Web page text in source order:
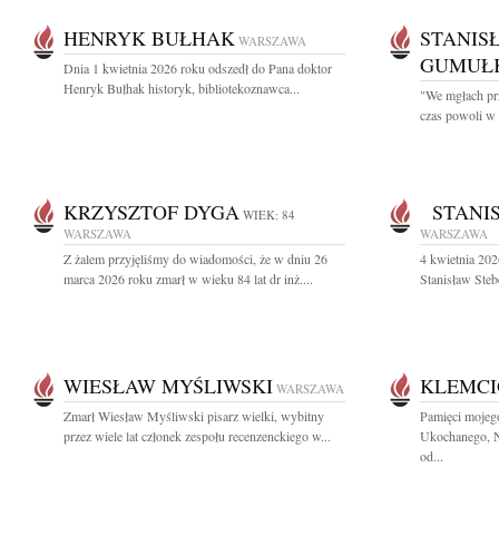
HENRYK BUŁHAK WARSZAWA
Dnia 1 kwietnia 2026 roku odszedł do Pana doktor
Henryk Bułhak historyk, bibliotekoznawca...
"We mgłach
czas powoli w
KRZYSZTOF DYGA WIEK: 84
WARSZAWA
Z żalem przyjęliśmy do wiadomości, że w dniu 26
marca 2026 roku zmarł w wieku 84 lat dr inż....
WARSZAWA
4 kwietnia
Stanisław
WIESŁAW MYŚLIWSKI WARSZAWA
Zmarł Wiesław Myśliwski pisarz wielki, wybitny
przez wiele lat członek zespołu recenzenckiego w...
Pamięci
Ukochanego,
od...